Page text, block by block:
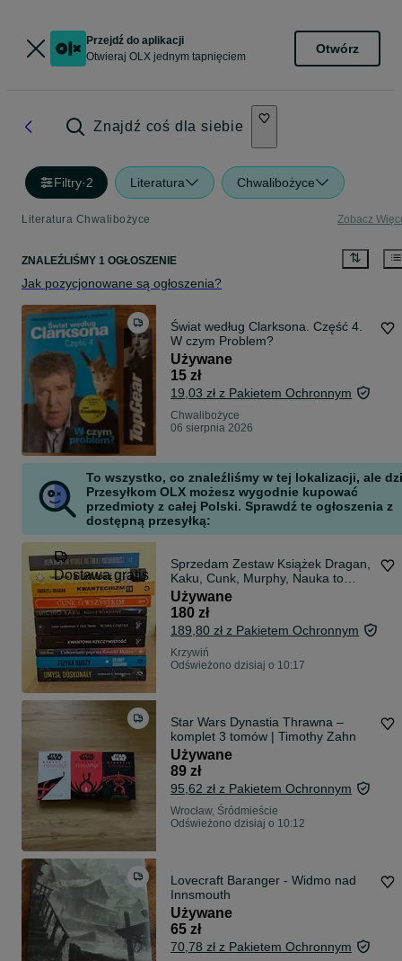
Przejdź do aplikacji
Otwieraj OLX jednym tapnięciem
Otwórz
Znajdź coś dla siebie
Filtry·2 Literatura Chwalibożyce
Literatura Chwalibożyce Zobacz
ZNALEŹLIŚMY 1 OGŁOSZENIE
Jak pozycjonowane są ogłoszenia?
Świat według Clarksona. Część 4.
W czym Problem?
Używane
15 zł
19,03 zł z Pakietem Ochronnym
Chwalibożyce
06 sierpnia 2026
To wszystko, co znaleźliśmy w tej lokalizacji, ale
Przesyłkom OLX możesz wygodnie kupować
przedmioty z całej Polski. Sprawdź te ogłoszenia z
dostępną przesyłką:
Dostawa gratis
Sprzedam Zestaw Książek Dragan,
Kaku, Cunk, Murphy, Nauka to
lubię i inne (Pakiet / Sztuki).
Używane
180 zł
189,80 zł z Pakietem Ochronnym
Krzywiń
Odświeżono dzisiaj o 10:17
Star Wars Dynastia Thrawna –
komplet 3 tomów | Timothy Zahn
Używane
89 zł
95,62 zł z Pakietem Ochronnym
Wrocław, Śródmieście
Odświeżono dzisiaj o 10:12
Lovecraft Baranger - Widmo nad
Innsmouth
Używane
65 zł
70,78 zł z Pakietem Ochronnym